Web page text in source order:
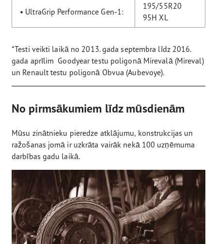
• UltraGrip Performance Gen-1:
195/55R20
95H XL
*Testi veikti laikā no 2013. gada septembra līdz 2016.
gada aprīlim Goodyear testu poligonā Mirevalā (Mireval)
un Renault testu poligonā Obvua (Aubevoye).
No pirmsākumiem līdz mūsdienām
Mūsu zinātnieku pieredze atklājumu, konstrukcijas un
ražošanas jomā ir uzkrāta vairāk nekā 100 uzņēmuma
darbības gadu laikā.